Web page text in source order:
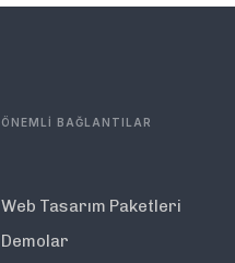
ÖNEMLİ BAĞLANTILAR
Web Tasarım Paketleri
Demolar